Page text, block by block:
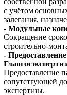
с учётом
залегания,
- Модульные
Сокращение
строительно-
-
Предоставление
сопутствующей
экспертизы.